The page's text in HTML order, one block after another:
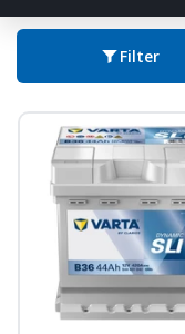
Filter